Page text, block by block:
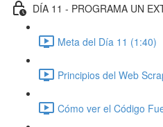
DÍA 11 - PROGRAMA UN
Meta del Día 11 (1:40)
Principios del Web
Cómo ver el Código